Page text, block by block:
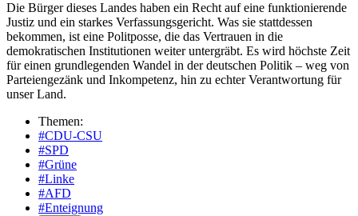
Die Bürger dieses Landes haben ein Recht auf eine funktionierende
Justiz und ein starkes Verfassungsgericht. Was sie stattdessen
bekommen, ist eine Politposse, die das Vertrauen in die
demokratischen Institutionen weiter untergräbt. Es wird höchste Zeit
für einen grundlegenden Wandel in der deutschen Politik – weg von
Parteiengezänk und Inkompetenz, hin zu echter Verantwortung für
unser Land.
Themen:
#CDU-CSU
#SPD
#Grüne
#Linke
#AFD
#Enteignung